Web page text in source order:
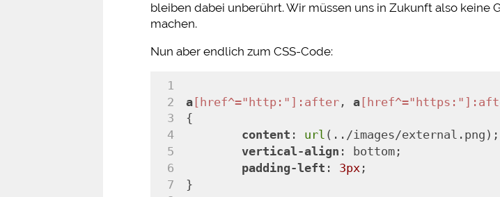
bleiben dabei unberührt. Wir müssen uns in Zukunft also keine
machen.
Nun aber endlich zum CSS-Code:
a [href^="http:"] :after , a [href^="https:"]
{
content : url (../images/external.png);
vertical-align : bottom;
padding-left : 3px ;
}